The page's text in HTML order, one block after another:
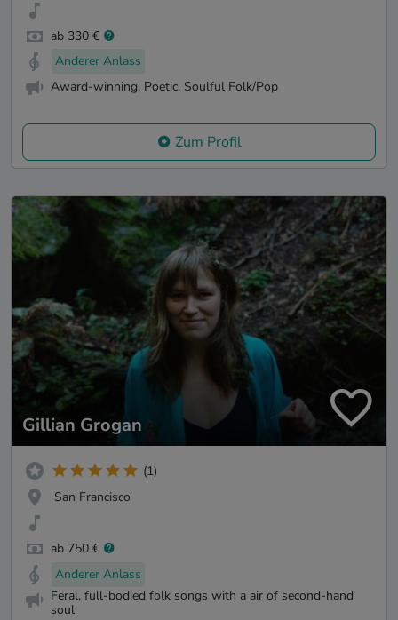
ab 330 €
Anderer Anlass
Award-winning, Poetic, Soulful Folk/Pop
Zum Profil
Gillian Grogan
(1)
San Francisco
ab 750 €
Anderer Anlass
Feral, full-bodied folk songs with a air of second-hand
soul